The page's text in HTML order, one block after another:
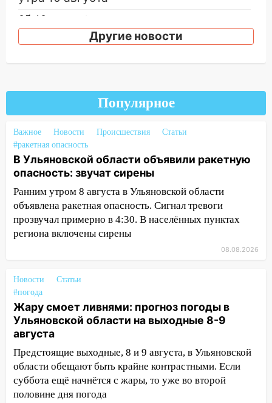
05:18
на 8 августа — кому повезет с
деньгами, а кого ждет неожиданная
ракетную опасность: звучат сирены
07.08.2026
20:40
Ульяновские аграрии смогут
купить тракторы с отсрочкой платежа
до декабря
19:34
В следственном управлении
состоялось торжественное
мероприятие, приуроченное к
празднованию Дня сотрудника органов
следствия Российской Федерации
на фестивале «ФормАРТ»
18:11
Ульяновская область стала
пилотным регионом проекта
«Культурное долголетие»
17:16 В реанимацию Ульяновской
областной больницы поступили шесть
новых аппаратов ИВЛ
Другие новости
Популярное
Важное Новости Происшествия
Статьи
#ракетная опасность
В Ульяновской области объявили ракетную
опасность: звучат сирены
Ранним утром 8 августа в Ульяновской области
объявлена ракетная опасность. Сигнал тревоги
прозвучал примерно в 4:30. В населённых пунктах
региона включены сирены
08.08.2026
Новости
Статьи
#погода
Жару смоет ливнями: прогноз погоды в
Ульяновской области на выходные 8-9
августа
Предстоящие выходные, 8 и 9 августа, в Ульяновской
области обещают быть крайне контрастными. Если
суббота ещё начнётся с жары, то уже во второй
половине дня погода